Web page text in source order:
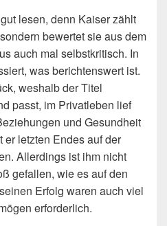
lesen, denn Kaiser zählt
bewertet sie aus dem
auch mal selbstkritisch. In
was berichtenswert ist.
weshalb der Titel
passt, im Privatleben lief
und Gesundheit
er letzten Endes auf der
Allerdings ist ihm nicht
gefallen, wie es auf den
Erfolg waren auch viel
erforderlich.